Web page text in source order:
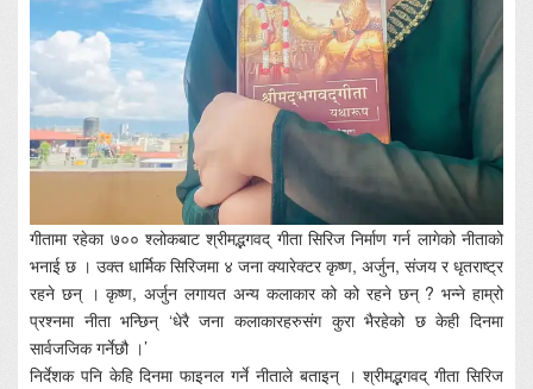
गीतामा रहेका ७०० श्लोकबाट श्रीमद्भगवद् गीता सिरिज निर्माण गर्न लागेको नीताको
भनाई छ । उक्त धार्मिक सिरिजमा ४ जना क्यारेक्टर कृष्ण, अर्जुन, संजय र धृतराष्ट्र
रहने छन् । कृष्ण, अर्जुन लगायत अन्य कलाकार को को रहने छन् ? भन्ने हाम्रो
प्रश्नमा नीता भन्छिन् ‘धेरै जना कलाकारहरुसंग कुरा भैरहेको छ केही दिनमा
सार्वजजिक गर्नेछौ ।’
निर्देशक पनि केहि दिनमा फाइनल गर्ने नीताले बताइन् । श्रीमद्भगवद् गीता सिरिज